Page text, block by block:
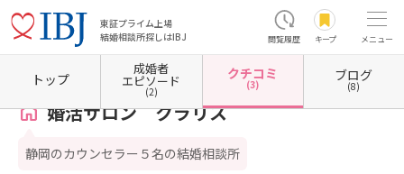
東証プライム上場
結婚相談所探しはIBJ
閲覧履歴 キープ メニュー
ホーム 静岡県の結婚相談所 静岡県沼津市 婚活サロン クラリス クチコミ一覧
婚活サロン クラリス
静岡のカウンセラー５名の結婚相談所
トップ
成婚者
エピソード
(2)
クチコミ
(3)
ブログ
(8)